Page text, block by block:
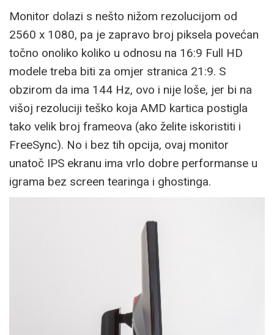
Monitor dolazi s nešto nižom rezolucijom od
2560 x 1080, pa je zapravo broj piksela povećan
točno onoliko koliko u odnosu na 16:9 Full HD
modele treba biti za omjer stranica 21:9. S
obzirom da ima 144 Hz, ovo i nije loše, jer bi na
višoj rezoluciji teško koja AMD kartica postigla
tako velik broj frameova (ako želite iskoristiti i
FreeSync). No i bez tih opcija, ovaj monitor
unatoč IPS ekranu ima vrlo dobre performanse u
igrama bez screen tearinga i ghostinga.